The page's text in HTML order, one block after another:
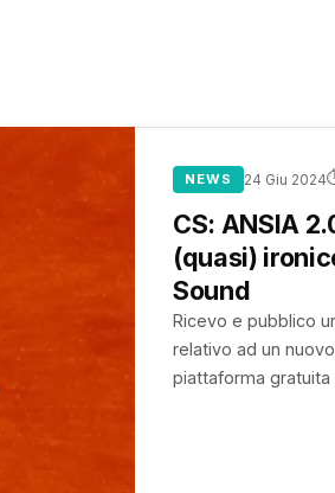
NEWS 24 Giu 2024
CS: ANSIA
(quasi)
Sound
Ricevo e pubblico
relativo ad un
piattaforma gratuita